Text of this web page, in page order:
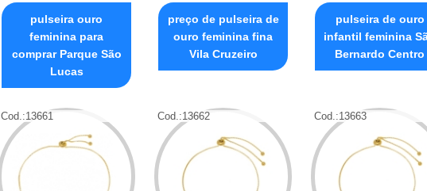
pulseira ouro
feminina para
comprar Parque São
Lucas
preço de pulseira de
ouro feminina fina
Vila Cruzeiro
pulseira de ouro
infantil feminina
Bernardo Centro
Cod.:13661 Cod.:13662 Cod.:13663